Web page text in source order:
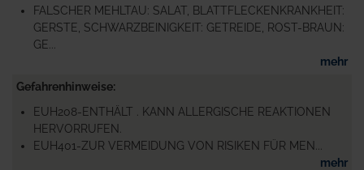
FALSCHER MEHLTAU: SALAT, BLATTFLECKENKRANKHEIT:
GERSTE, SCHWARZBEINIGKEIT: GETREIDE, ROST-BRAUN:
GE...
mehr
Gefahrenhinweise
EUH208-ENTHÄLT . KANN ALLERGISCHE REAKTIONEN
HERVORRUFEN.
EUH401-ZUR VERMEIDUNG VON RISIKEN FÜR MEN...
mehr